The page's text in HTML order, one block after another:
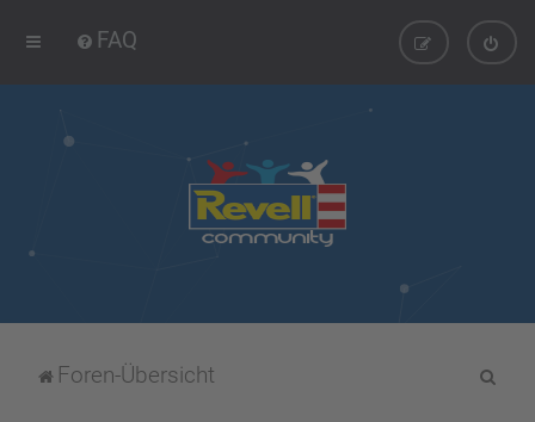
FAQ
Foren-Übersicht